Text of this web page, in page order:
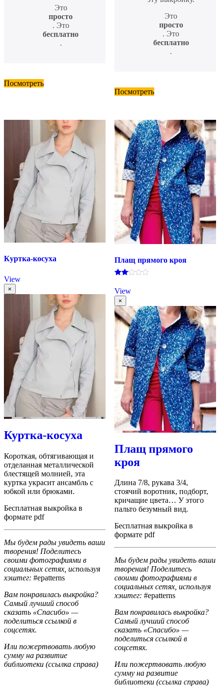
Это
просто
. Это
бесплатно
.
Посмотреть
Это
просто
. Это
бесплатно
.
Посмотреть
Куртка-косуха
View
×
Куртка-косуха
Короткая, обтягивающая и
отделанная металлической
блестящей молнией, эта
куртка украсит ансамбль с
юбкой или брюками.
Бесплатная выкройка в
формате pdf
Мы будем рады увидеть ваши
творения! Поделитесь
своими фотографиями в
социальных сетях, используя
хэштег: #epatterns
Вам понравилась выкройка?
Самый лучший способ
сказать «Спасибо» —
поделиться ссылкой в
соцсетях.
Или пожертвовать любую
сумму на развитие
библиотеки (ссылка справа)
Плащ прямого кроя
2.00
из 5
View
×
Плащ прямого
кроя
Длина 7/8, рукава 3/4,
стоячий воротник, подборт,
кричащие цвета… У этого
пальто безумный вид.
Бесплатная выкройка в
формате pdf
Мы будем рады увидеть ваши
творения! Поделитесь
своими фотографиями в
социальных сетях, используя
хэштег: #epatterns
Вам понравилась выкройка?
Самый лучший способ
сказать «Спасибо» —
поделиться ссылкой в
соцсетях.
Или пожертвовать любую
сумму на развитие
библиотеки (ссылка справа)